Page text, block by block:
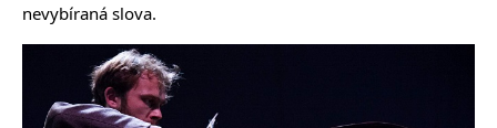
nevybíraná slova.